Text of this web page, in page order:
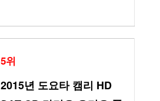
5위
2015년 도요타 캠리 HD